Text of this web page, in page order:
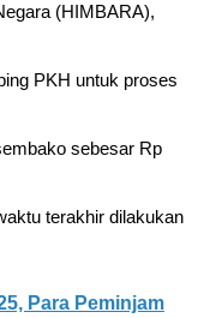
(HIMBARA),
PKH untuk proses
sebesar Rp
terakhir dilakukan
Para Peminjam